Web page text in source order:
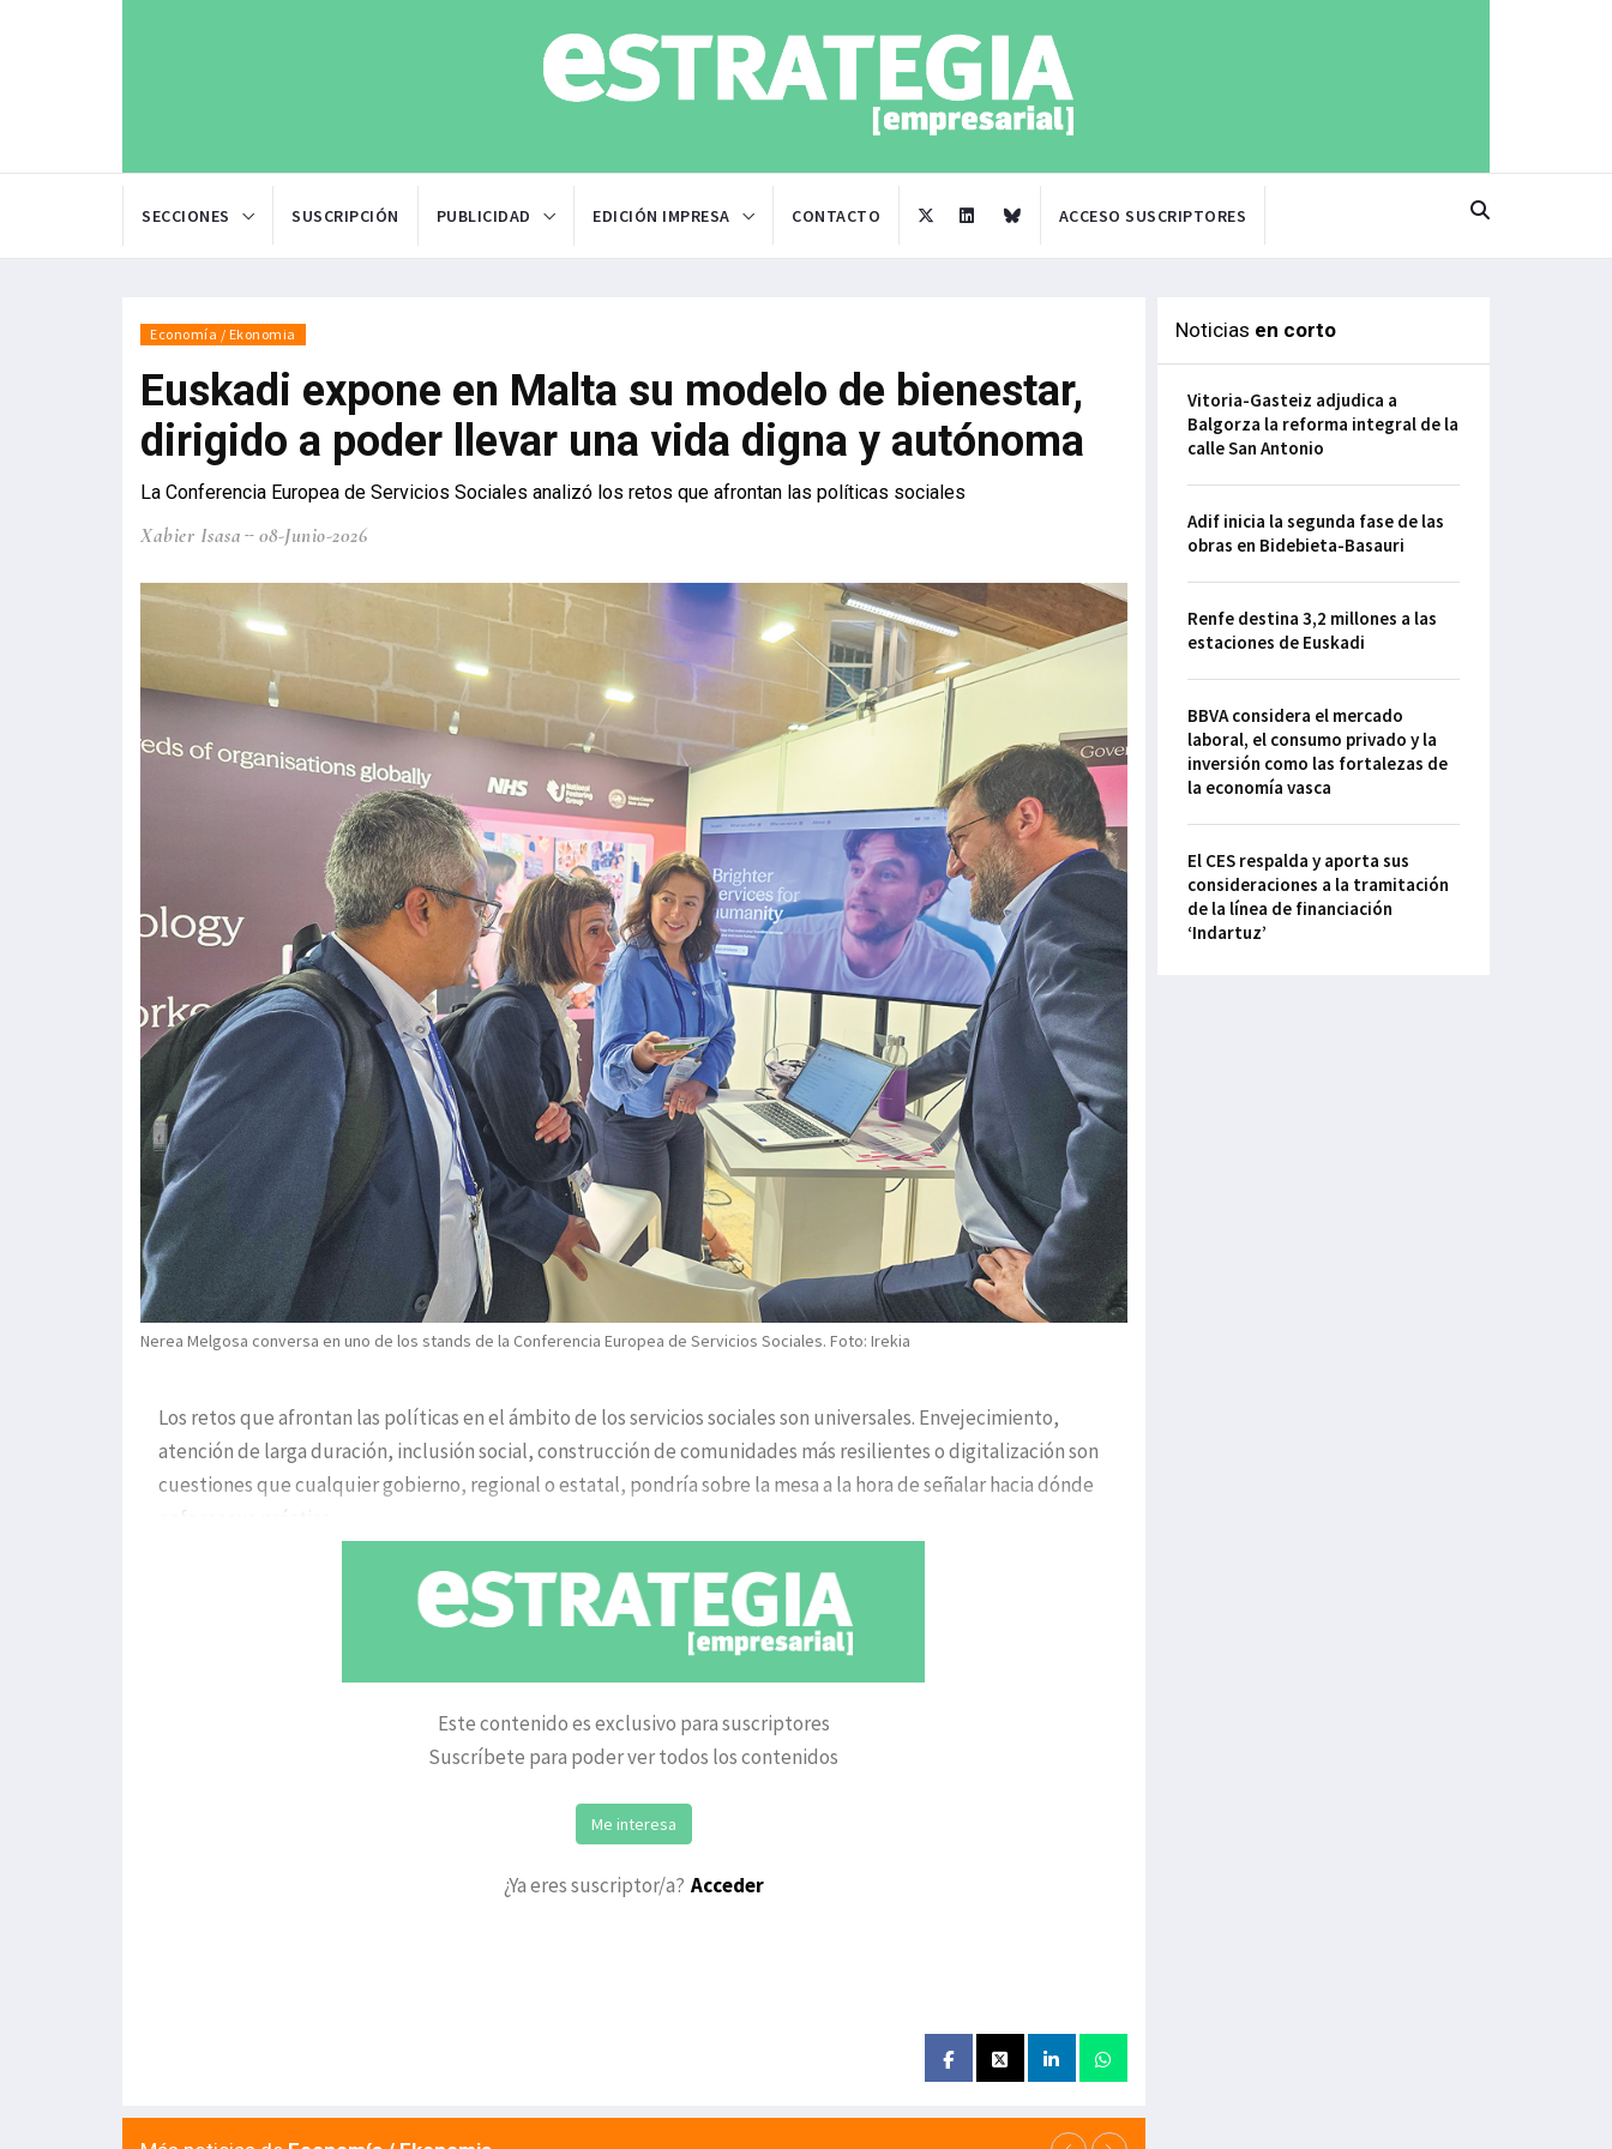
SECCIONES SUSCRIPCIÓN PUBLICIDAD EDICIÓN IMPRESA CONTACTO ACCESO SUSCRIPTORES
Economía / Ekonomia
Euskadi expone en Malta su modelo de bienestar,
dirigido a poder llevar una vida digna y autónoma
La Conferencia Europea de Servicios Sociales analizó los retos que afrontan las políticas sociales
Xabier Isasa 08-Junio-2026
Nerea Melgosa conversa en uno de los stands de la Conferencia Europea de Servicios Sociales. Foto: Irekia
Los retos que afrontan las políticas en el ámbito de los servicios sociales son universales. Envejecimiento,
atención de larga duración, inclusión social, construcción de comunidades más resilientes o digitalización son
cuestiones que cualquier gobierno, regional o estatal, pondría sobre la mesa a la hora de señalar hacia dónde
enfocar sus práctica
Este contenido es exclusivo para suscriptores
Suscríbete para poder ver todos los contenidos
Me interesa
¿Ya eres suscriptor/a? Acceder
Noticias en corto
Vitoria-Gasteiz adjudica a
Balgorza la reforma integral de la
calle San Antonio
Adif inicia la segunda fase de las
obras en Bidebieta-Basauri
Renfe destina 3,2 millones a las
estaciones de Euskadi
BBVA considera el mercado
laboral, el consumo privado y la
inversión como las fortalezas de
la economía vasca
El CES respalda y aporta sus
consideraciones a la tramitación
de la línea de financiación
‘Indartuz’